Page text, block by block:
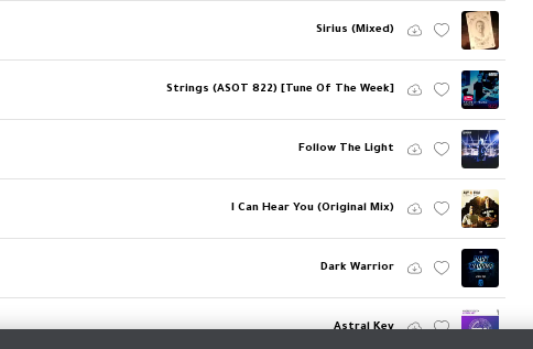
Sirius (Mixed)
Strings (ASOT 822) [Tune Of The Week]
Follow The Light
I Can Hear You (Original Mix)
Dark Warrior
Astral Key